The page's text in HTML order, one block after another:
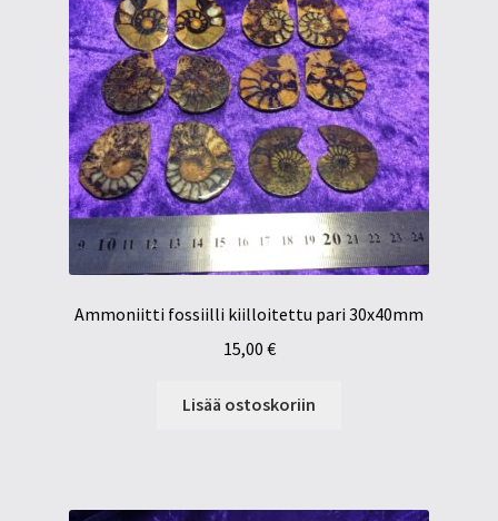
Ammoniitti fossiilli kiilloitettu pari 30x40mm
15,00 €
Lisää ostoskoriin